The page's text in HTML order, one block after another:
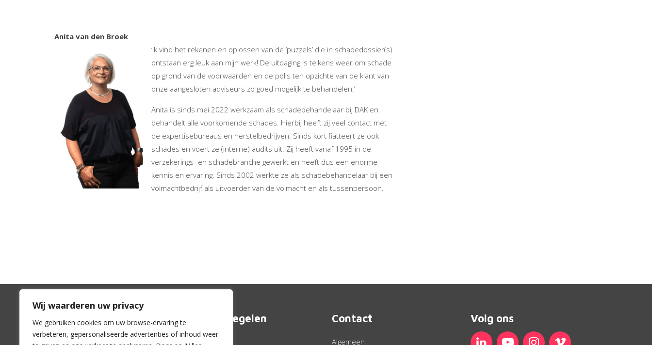
Wij waarderen uw privacy
We gebruiken cookies om uw browse-ervaring te
verbeteren, gepersonaliseerde advertenties of inhoud weer
Anita van den Broek
‘Ik vind het rekenen en oplossen van de ‘puzzels’ die in schadedossier(s)
ontstaan erg leuk aan mijn werk! De uitdaging is telkens weer om schade
op grond van de voorwaarden en de polis ten opzichte van de klant van
onze aangesloten adviseurs zo goed mogelijk te behandelen.’
Anita is sinds mei 2022 werkzaam als schadebehandelaar bij DAK en
behandelt alle voorkomende schades. Hierbij heeft zij veel contact met
de expertisebureaus en herstelbedrijven. Sinds kort fiatteert ze ook
schades en voert ze (interne) audits uit. Zij heeft vanaf 1995 in de
verzekerings- en schadebranche gewerkt en heeft dus een enorme
kennis en ervaring. Sinds 2002 werkte ze als schadebehandelaar bij een
volmachtbedrijf als uitvoerder van de volmacht en als tussenpersoon.
DAK
Voor adviseurs
Direct regelen
Lid worden
Contact
Algemeen
Volg ons
LinkedinYouTubeInstagram
Vimeo